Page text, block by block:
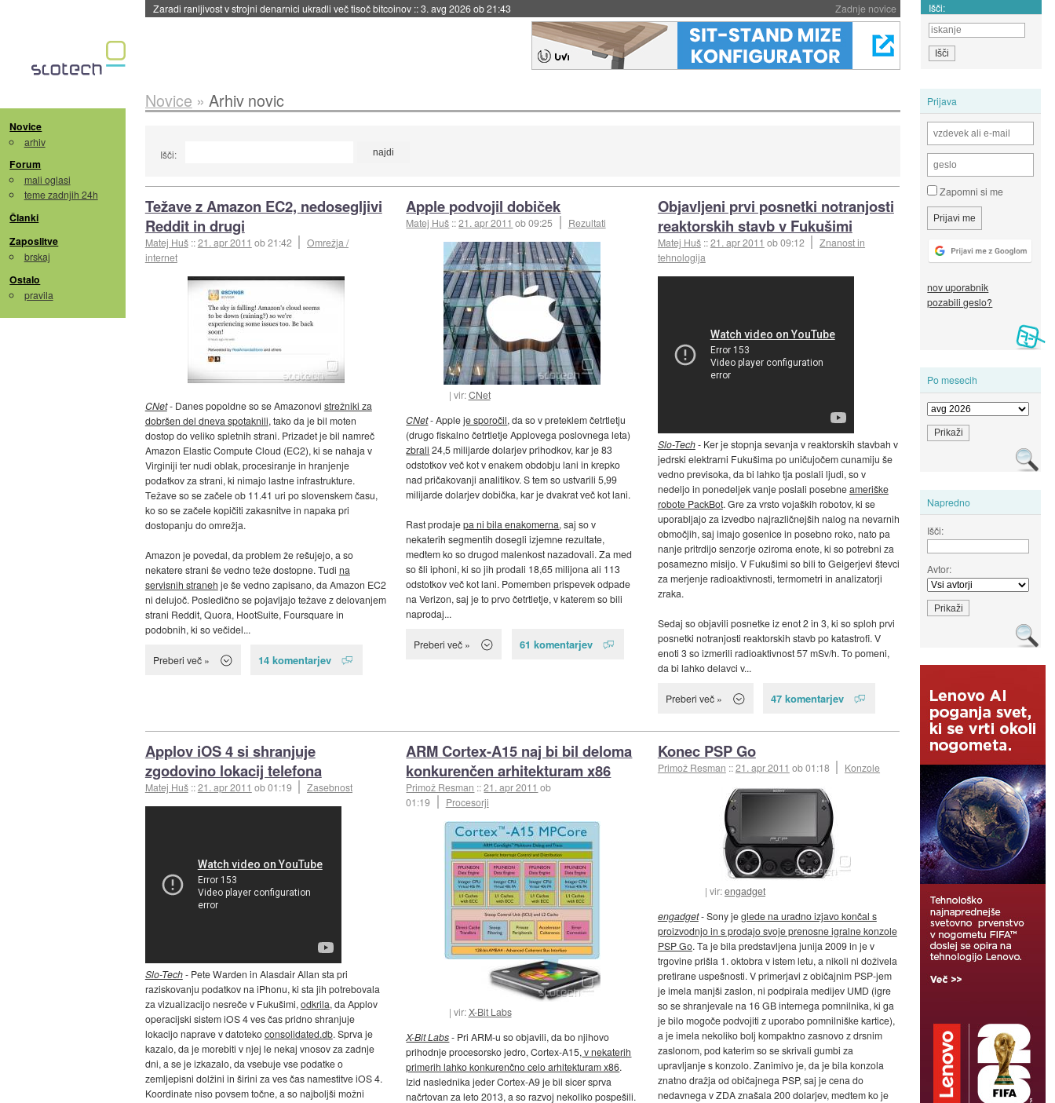
Zadnje novice
Zaradi ranljivost v strojni denarnici ukradli več tisoč bitcoinov ::3. avg 2026 ob 21:43 Išči:
Novice
arhiv
Forum
mali oglasi
teme zadnjih 24h
Članki
Zaposlitve
brskaj
Ostalo
pravila
Prijava
Zapomni si me
nov uporabnik
pozabili geslo?
Po mesecih
Napredno
Išči:
Avtor:
Novice » Arhiv novic
Išči:
Težave z Amazon EC2, nedosegljivi
Reddit in drugi
Matej Huš ::21. apr 2011 ob 21:42
Omrežja /
internet
CNet- Danes popoldne so se Amazonovi strežniki za
dobršen del dneva spotaknili, tako da je bil moten
dostop do veliko spletnih strani. Prizadet je bil namreč
Amazon Elastic Compute Cloud (EC2), ki se nahaja v
Virginiji ter nudi oblak, procesiranje in hranjenje
podatkov za strani, ki nimajo lastne infrastrukture.
Težave so se začele ob 11.41 uri po slovenskem času,
ko so se začele kopičiti zakasnitve in napaka pri
dostopanju do omrežja.
Amazon je povedal, da problem že rešujejo, a so
nekatere strani še vedno teže dostopne. Tudi na
servisnih straneh je še vedno zapisano, da Amazon EC2
ni delujoč. Posledično se pojavljajo težave z delovanjem
strani Reddit, Quora, HootSuite, Foursquare in
podobnih, ki so večidel...
Preberi več » 14 komentarjev
Apple podvojil dobiček
Matej Huš ::21. apr 2011 ob 09:25 Rezultati
vir:CNet
CNet- Appleje sporočil, da so v preteklem četrtletju
(drugo fiskalno četrtletje Applovega poslovnega leta)
zbrali 24,5 milijarde dolarjev prihodkov, kar je 83
odstotkov več kot v enakem obdobju lani in krepko
nad pričakovanji analitikov. S tem so ustvarili 5,99
milijarde dolarjev dobička, kar je dvakrat več kot lani.
Rast prodajepa ni bila enakomerna, saj so v
nekaterih segmentih dosegli izjemne rezultate,
medtem ko so drugod malenkost nazadovali. Za med
so šli iphoni, ki so jih prodali 18,65 milijona ali 113
odstotkov več kot lani. Pomemben prispevek odpade
na Verizon, saj je to prvo četrtletje, v katerem so bili
naprodaj...
Preberi več » 61 komentarjev
Objavljeni prvi posnetki notranjosti
reaktorskih stavb v Fukušimi
Matej Huš ::21. apr 2011 ob 09:12
Znanost in
tehnologija
Slo-Tech- Ker je stopnja sevanja v reaktorskih stavbah v
jedrski elektrarni Fukušima po uničujočem cunamiju še
vedno previsoka, da bi lahko tja poslali ljudi, so v
nedeljo in ponedeljek vanje poslali posebneameriške
robote PackBot. Gre za vrsto vojaških robotov, ki se
uporabljajo za izvedbo najrazličnejših nalog na nevarnih
območjih, saj imajo gosenice in posebno roko, nato pa
nanje pritrdijo senzorje oziroma enote, ki so potrebni za
posamezno misijo. V Fukušimi so bili to Geigerjevi števci
za merjenje radioaktivnosti, termometri in analizatorji
zraka.
Sedaj so objavili posnetke iz enot 2 in 3, ki so sploh prvi
posnetki notranjosti reaktorskih stavb po katastrofi. V
enoti 3 so izmerili radioaktivnost 57 mSv/h. To pomeni,
da bi lahko delavci v...
Preberi več » 47 komentarjev
Applov iOS 4 si shranjuje
zgodovino lokacij telefona
Matej Huš ::21. apr 2011 ob 01:19 Zasebnost
Slo-Tech- Pete Warden in Alasdair Allan sta pri
raziskovanju podatkov na iPhonu, ki sta jih potrebovala
za vizualizacijo nesreče v Fukušimi, odkrila, da Applov
operacijski sistem iOS 4 ves čas pridno shranjuje
lokacijo naprave v datotekoconsolidated.db. Sprva je
kazalo, da je morebiti v njej le nekaj vnosov za zadnje
dni, a se je izkazalo, da vsebuje vse podatke o
zemljepisni dolžini in širini za ves čas namestitve iOS 4.
Koordinate niso povsem točne, a so najboljši možni
ARM Cortex-A15 naj bi bil deloma
konkurenčen arhitekturam x86
Primož Resman ::21. apr 2011 ob
01:19
Procesorji
vir:X-Bit Labs
X-Bit Labs- Pri ARM-u so objavili, da bo njihovo
prihodnje procesorsko jedro, Cortex-A15, v nekaterih
primerih lahko konkurenčno celo arhitekturam x86.
Izid naslednika jeder Cortex-A9 je bil sicer sprva
načrtovan za leto 2013, a so razvoj nekoliko pospešili.
Konec PSP Go
Primož Resman ::21. apr 2011 ob 01:18 Konzole
vir:engadget
engadget- Sony jeglede na uradno izjavo končal s
proizvodnjo in s prodajo svoje prenosne igralne konzole
PSP Go. Ta je bila predstavljena junija 2009 in je v
trgovine prišla 1. oktobra v istem letu, a nikoli ni doživela
pretirane uspešnosti. V primerjavi z običajnim PSP-jem
je imela manjši zaslon, ni podpirala medijev UMD (igre
so se shranjevale na 16 GB internega pomnilnika, ki ga
je bilo mogoče podvojiti z uporabo pomnilniške kartice),
a je imela nekoliko bolj kompaktno zasnovo z drsnim
zaslonom, pod katerim so se skrivali gumbi za
upravljanje s konzolo. Zanimivo je, da je bila konzola
znatno dražja od običajnega PSP, saj je cena do
nedavnega v ZDA znašala 200 dolarjev, medtem ko je